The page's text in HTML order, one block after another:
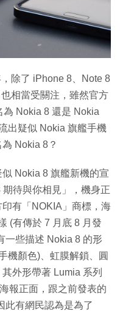
除了 iPhone 8、Note 8
相當受關注，雖然官方
Nokia 8 還是 Nokia
出疑似 Nokia 旗艦手機
Nokia 8？
Nokia 8 旗艦新機的宣
待與你相見」，機身正
有「NOKIA」商標，海
(有傳於 7 月底 8 月發
一些描述 Nokia 8 的形
機顏色)、虹膜解鎖、圓
外形帶著 Lumia 系列
報正面，跟之前發表的
此有網民認為是為了